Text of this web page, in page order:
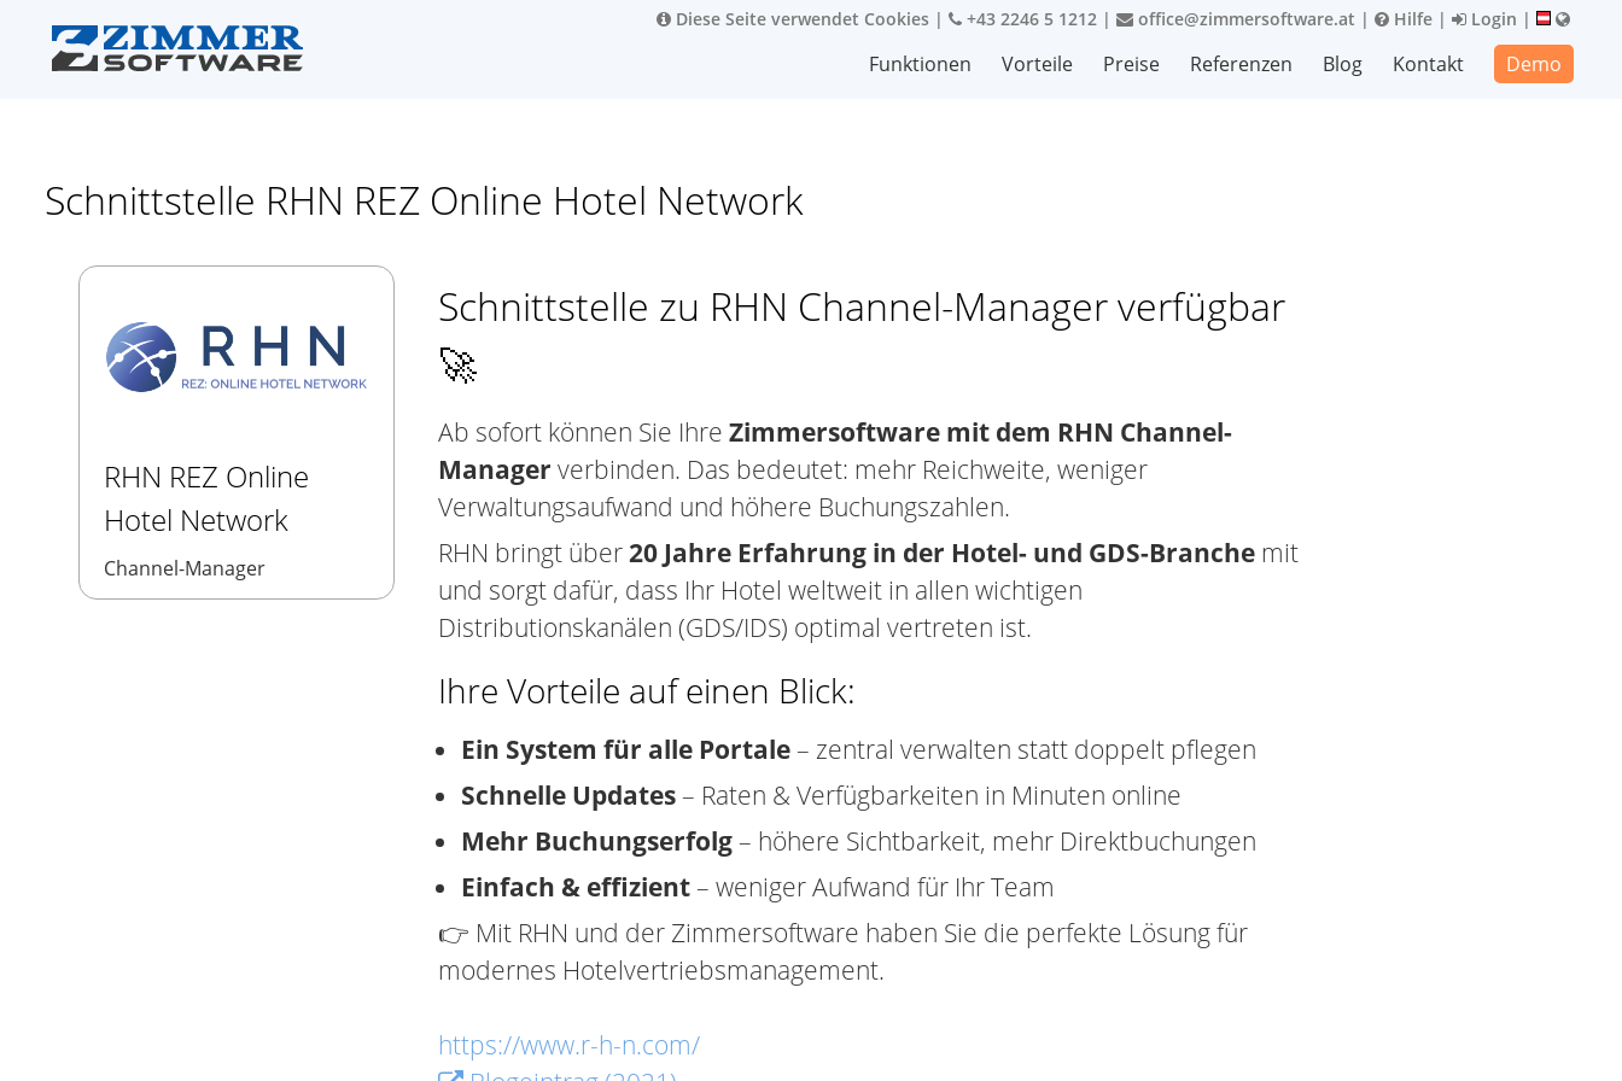
Diese Seite verwendet Cookies | +43 2246 5 1212 | office@zimmersoftware.at | Hilfe | Login |
Funktionen Vorteile Preise Referenzen Blog Kontakt Demo
Schnittstelle RHN REZ Online Hotel Network
RHN REZ Online
Hotel Network
Channel-Manager
Schnittstelle zu RHN Channel-Manager verfügbar
🚀
Ab sofort können Sie Ihre Zimmersoftware mit dem RHN Channel-
Manager verbinden. Das bedeutet: mehr Reichweite, weniger
Verwaltungsaufwand und höhere Buchungszahlen.
RHN bringt über20 Jahre Erfahrung in der Hotel- und GDS-Branchemit
und sorgt dafür, dass Ihr Hotel weltweit in allen wichtigen
Distributionskanälen (GDS/IDS) optimal vertreten ist.
Ihre Vorteile auf einen Blick:
Ein System für alle Portale– zentral verwalten statt doppelt pflegen
Schnelle Updates– Raten & Verfügbarkeiten in Minuten online
Mehr Buchungserfolg– höhere Sichtbarkeit, mehr Direktbuchungen
Einfach & effizient– weniger Aufwand für Ihr Team
👉 Mit RHN und der Zimmersoftware haben Sie die perfekte Lösung für
modernes Hotelvertriebsmanagement.
https://www.r-h-n.com/